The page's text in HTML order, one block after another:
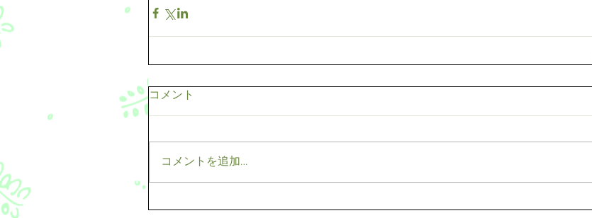
コメント
コメントを追加…